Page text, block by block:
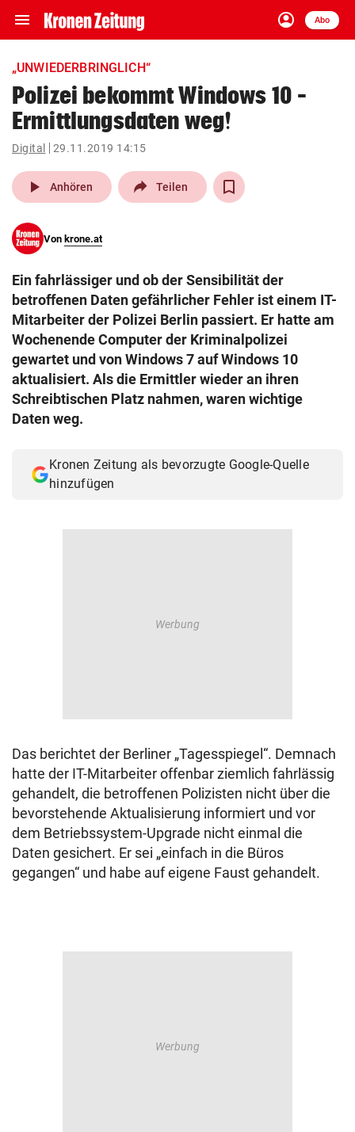
menu Navigation
ein-/ausklappen
account_circle
Anmelden
Abo
close Schließen
account_circle Anmelden
pin_drop
Wien arrow_right
search
eingeben
Muthgasse 2, 1190 Wien
„UNWIEDERBRINGLICH“
Polizei bekommt Windows 10 –
Ermittlungsdaten weg!
Digital 29.11.2019 14:15
play_arrow Anhören Teilen
Von krone.at
Ein fahrlässiger und ob der Sensibilität der
betroffenen Daten gefährlicher Fehler ist einem IT-
Mitarbeiter der Polizei Berlin passiert. Er hatte am
Wochenende Computer der Kriminalpolizei
gewartet und von Windows 7 auf Windows 10
aktualisiert. Als die Ermittler wieder an ihren
Schreibtischen Platz nahmen, waren wichtige
Daten weg.
Kronen Zeitung als bevorzugte Google-Quelle
hinzufügen
Das berichtet der Berliner „Tagesspiegel“. Demnach
hatte der IT-Mitarbeiter offenbar ziemlich fahrlässig
gehandelt, die betroffenen Polizisten nicht über die
bevorstehende Aktualisierung informiert und vor
dem Betriebssystem-Upgrade nicht einmal die
Daten gesichert. Er sei „einfach in die Büros
gegangen“ und habe auf eigene Faust gehandelt.